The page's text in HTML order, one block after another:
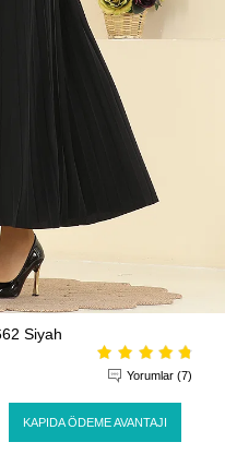
Siyah
Yorumlar (7)
KAPIDA ÖDEME AVANTAJI